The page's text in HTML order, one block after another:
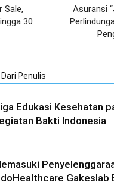
Sale,
30
Asuransi
Dari Penulis
Edukasi Kesehatan
Bakti Indonesia
Gakeslab